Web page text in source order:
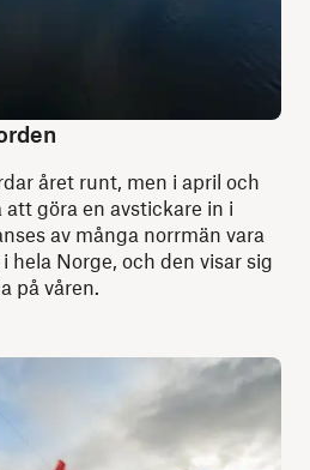
året runt, men i april och
göra en avstickare in i
av många norrmän vara
hela Norge, och den visar sig
på våren.